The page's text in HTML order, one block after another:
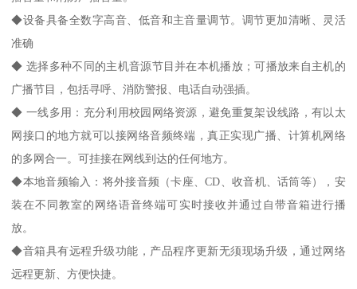
◆设备具备全数字高音、低音和主音量调节。调节更加清晰、灵活
准确
◆ 选择多种不同的主机音源节目并在本机播放；可播放来自主机的
广播节目，包括寻呼、消防警报、电话自动强插。
◆ 一线多用：充分利用校园网络资源，避免重复架设线路，有以太
网接口的地方就可以接网络音频终端，真正实现广播、计算机网络
的多网合一。可挂接在网线到达的任何地方。
◆本地音频输入：将外接音频（卡座、CD、收音机、话筒等），安
装在不同教室的网络语音终端可实时接收并通过自带音箱进行播
放。
◆音箱具有远程升级功能，产品程序更新无须现场升级，通过网络
远程更新、方便快捷。